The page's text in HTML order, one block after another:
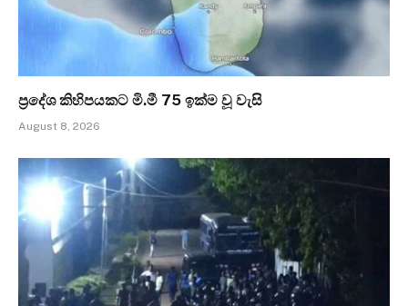
ප්‍රදේශ කිහිපයකට මි.මී 75 ඉක්ම වූ වැසි
August 8, 2026